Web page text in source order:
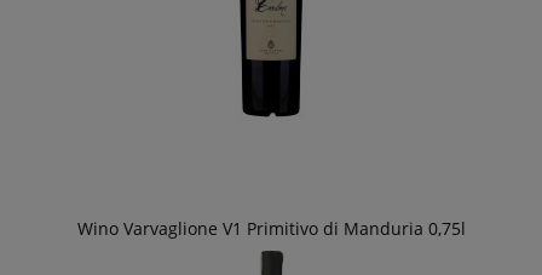
Wino Varvaglione V1 Primitivo di Manduria 0,75l